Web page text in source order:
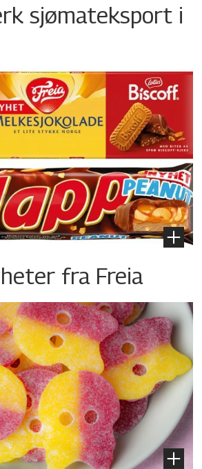
sjømateksport i
fra Freia